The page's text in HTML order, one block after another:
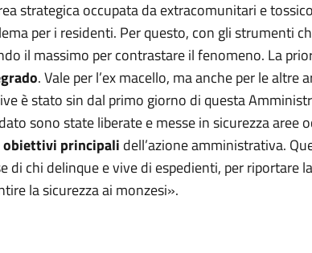
strategica occupata da extracomunitari e
per i residenti. Per questo, con gli strumenti
il massimo per contrastare il fenomeno. La
. Vale per l’ex macello, ma anche per le
è stato sin dal primo giorno di questa
sono state liberate e messe in sicurezza aree
obiettivi principali dell’azione amministrativa.
di chi delinque e vive di espedienti, per riportare
la sicurezza ai monzesi».